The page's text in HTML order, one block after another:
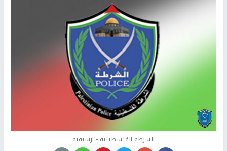
الشرطة الفلسطينية - ارشيفية